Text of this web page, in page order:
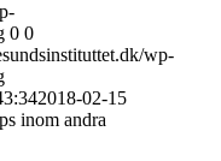
0 0
wp-
2018-02-15
inom andra